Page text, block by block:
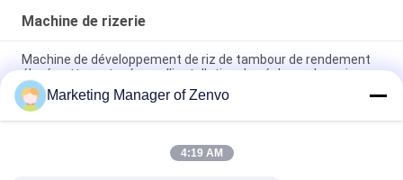
Machine de rizerie
Machine de développement de riz de tambour de rendement
élevé nettoyant pré pour l'installation de séchage de grain
20 Ton/H ont galvanisé l'ascenseur de seau pour Paddy Drying
Plant
Compresseur d'air à vis à faible bruit pour la trieuse de couleur
Marketing Manager of Zenvo
4:19 AM